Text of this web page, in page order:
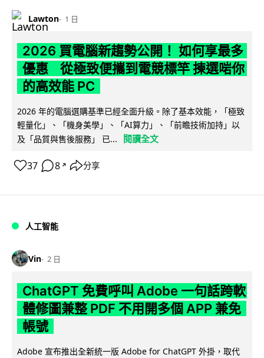
Lawton 1 日
2026 買電腦新趨勢公開！ 如何享最多
優惠 從極致便攜到電競標竿 揀選啱你
的高效能 PC
2026 年的電腦選購基準已經全面升級。除了基本效能，「極致
輕量化」、「機身美學」、「AI算力」、「前瞻技術加持」以
及「品質與售後服務」 已...
閱讀全文
37 8 ↗ 分享
人工智能
Vin 2 日
ChatGPT 免費呼叫 Adobe 一句話跨軟
體修圖兼整 PDF 不用開多個 APP 兼免
帳號
Adobe 宣布推出全新統一版 Adobe for ChatGPT 外掛，取代